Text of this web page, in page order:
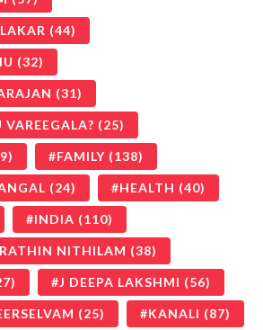
(44)
(32)
(31)
(25)
FAMILY (138)
(24) HEALTH (40)
INDIA (110)
NITHILAM (38)
J DEEPA LAKSHMI (56)
(25) KANALI (87)